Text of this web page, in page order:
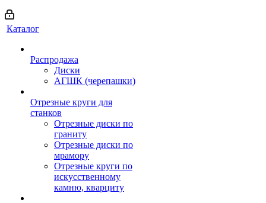
Каталог
Распродажа
Диски
АГШК (черепашки)
Отрезные круги для
станков
Отрезные диски по
граниту
Отрезные диски по
мрамору
Отрезные круги по
искусственному
камню, кварциту